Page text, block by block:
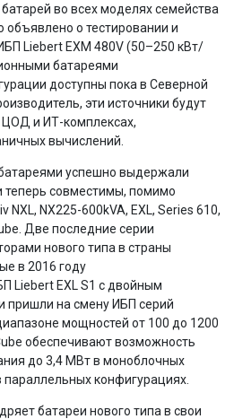
во всех моделях семейства
о тестировании и
Liebert EXM 480V (50–250 кВт/
батареями
доступны пока в Северной
эти источники будут
ЦОД и ИТ-комплексах,
вычислений.
успешно выдержали
теперь совместимы, помимо
NXL, NX225-600kVA, EXL, Series 610,
Две последние серии
нового типа в страны
в 2016 году
Liebert EXL S1 с двойным
пришли на смену ИБП серий
мощностей от 100 до 1200
обеспечивают возможность
до 3,4 МВт в моноблочных
конфигурациях.
батареи нового типа в свои